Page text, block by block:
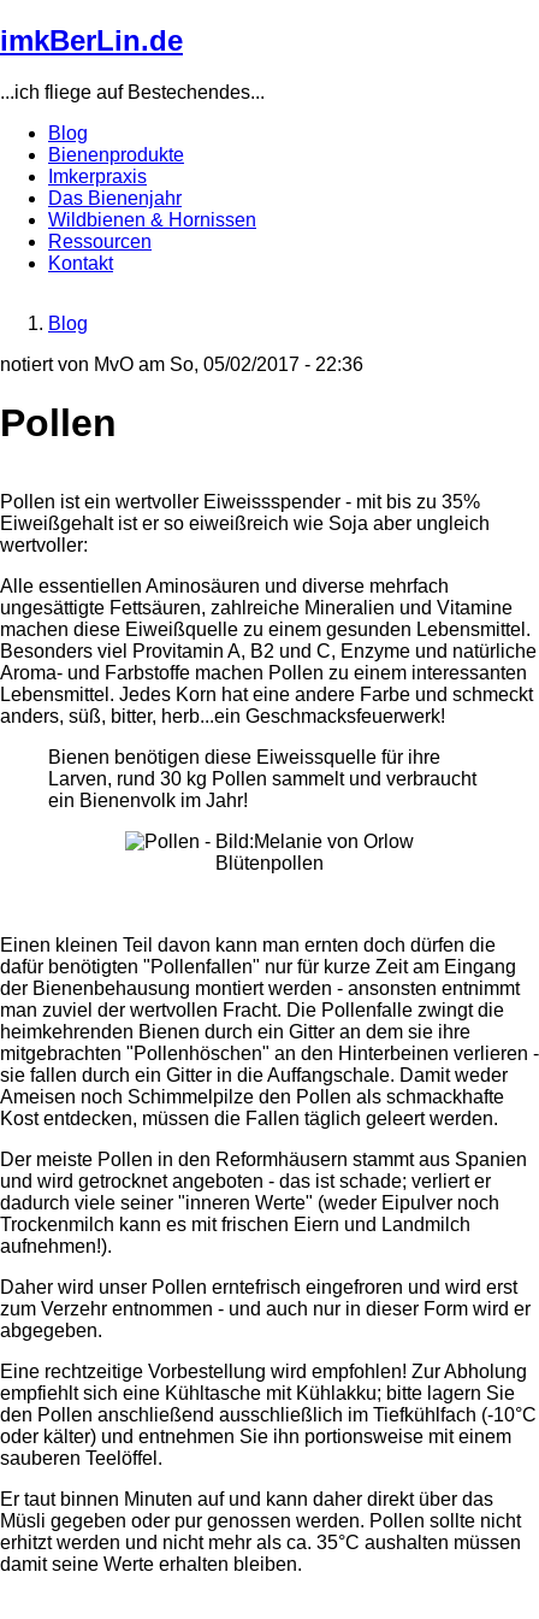
Direkt
zum
imkBerLin.de
...ich fliege auf Bestechendes...
Main
navigation
Blog
Bienenprodukte
Imkerpraxis
Das Bienenjahr
Wildbienen & Hornissen
Ressourcen
Kontakt
Breadcrumb
Blog
notiert von MvO am So, 05/02/2017 - 22:36
Pollen
Pollen ist ein wertvoller Eiweissspender - mit bis zu 35%
Eiweißgehalt ist er so eiweißreich wie Soja aber ungleich
wertvoller:
Alle essentiellen Aminosäuren und diverse mehrfach
ungesättigte Fettsäuren, zahlreiche Mineralien und Vitamine
machen diese Eiweißquelle zu einem gesunden Lebensmittel.
Besonders viel Provitamin A, B2 und C, Enzyme und natürliche
Aroma- und Farbstoffe machen Pollen zu einem interessanten
Lebensmittel. Jedes Korn hat eine andere Farbe und schmeckt
anders, süß, bitter, herb...ein Geschmacksfeuerwerk!
Bienen benötigen diese Eiweissquelle für ihre
Larven, rund 30 kg Pollen sammelt und verbraucht
ein Bienenvolk im Jahr!
Blütenpollen
Einen kleinen Teil davon kann man ernten doch dürfen die
dafür benötigten "Pollenfallen" nur für kurze Zeit am Eingang
der Bienenbehausung montiert werden - ansonsten entnimmt
man zuviel der wertvollen Fracht. Die Pollenfalle zwingt die
heimkehrenden Bienen durch ein Gitter an dem sie ihre
mitgebrachten "Pollenhöschen" an den Hinterbeinen verlieren -
sie fallen durch ein Gitter in die Auffangschale. Damit weder
Ameisen noch Schimmelpilze den Pollen als schmackhafte
Kost entdecken, müssen die Fallen täglich geleert werden.
Der meiste Pollen in den Reformhäusern stammt aus Spanien
und wird getrocknet angeboten - das ist schade; verliert er
dadurch viele seiner "inneren Werte" (weder Eipulver noch
Trockenmilch kann es mit frischen Eiern und Landmilch
aufnehmen!).
Daher wird unser Pollen erntefrisch eingefroren und wird erst
zum Verzehr entnommen - und auch nur in dieser Form wird er
abgegeben.
Eine rechtzeitige Vorbestellung wird empfohlen! Zur Abholung
empfiehlt sich eine Kühltasche mit Kühlakku; bitte lagern Sie
den Pollen anschließend ausschließlich im Tiefkühlfach (-10°C
oder kälter) und entnehmen Sie ihn portionsweise mit einem
sauberen Teelöffel.
Er taut binnen Minuten auf und kann daher direkt über das
Müsli gegeben oder pur genossen werden. Pollen sollte nicht
erhitzt werden und nicht mehr als ca. 35°C aushalten müssen
damit seine Werte erhalten bleiben.